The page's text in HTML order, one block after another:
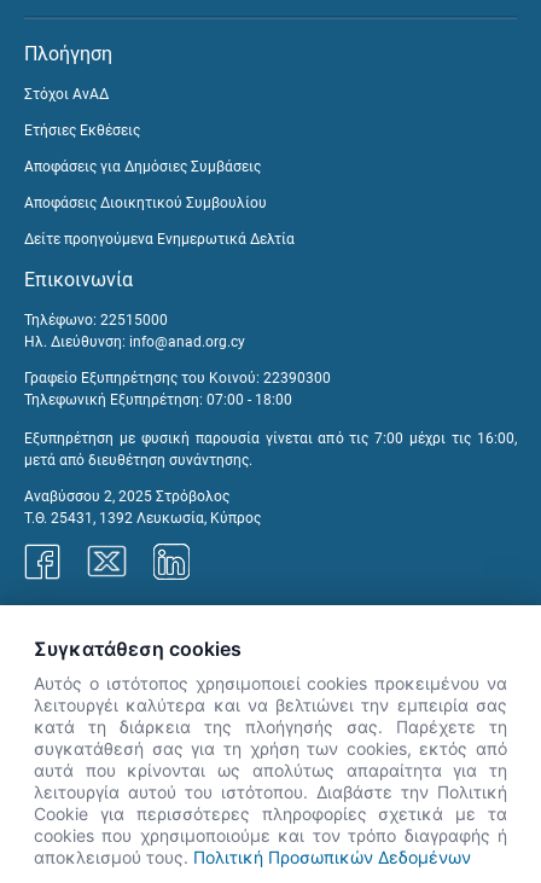
Πλοήγηση
Στόχοι ΑνΑΔ
Ετήσιες Εκθέσεις
Αποφάσεις για Δημόσιες Συμβάσεις
Αποφάσεις Διοικητικού Συμβουλίου
Δείτε προηγούμενα Ενημερωτικά Δελτία
Επικοινωνία
Τηλέφωνο: 22515000
Ηλ. Διεύθυνση: info@anad.org.cy
Γραφείο Εξυπηρέτησης του Κοινού: 22390300
Τηλεφωνική Εξυπηρέτηση: 07:00 - 18:00
Εξυπηρέτηση με φυσική παρουσία γίνεται από τις 7:00 μέχρι τις 16:00,
μετά από διευθέτηση συνάντησης.
Αναβύσσου 2, 2025 Στρόβολος
Τ.Θ. 25431, 1392 Λευκωσία, Κύπρος
👋 Καλώς ήρθες! Είμαι η Νόησις.
Πες μου πώς μπορώ να σε βοηθήσω
σήμερα.
Συγκατάθεση cookies
Αυτός ο ιστότοπος χρησιμοποιεί cookies προκειμένου να
λειτουργέι καλύτερα και να βελτιώνει την εμπειρία σας
κατά τη διάρκεια της πλοήγησής σας. Παρέχετε τη
συγκατάθεσή σας για τη χρήση των cookies, εκτός από
αυτά που κρίνονται ως απολύτως απαραίτητα για τη
λειτουργία αυτού του ιστότοπου. Διαβάστε την Πολιτική
Cookie για περισσότερες πληροφορίες σχετικά με τα
cookies που χρησιμοποιούμε και τον τρόπο διαγραφής ή
αποκλεισμού τους. Πολιτική Προσωπικών Δεδομένων